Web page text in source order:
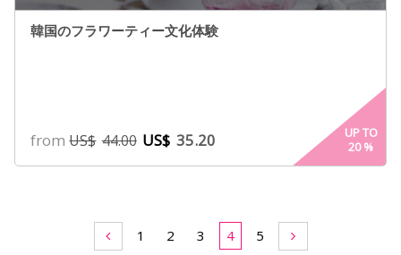
韓国のフラワーティー文化体験
fromUS$ 44.00 US$ 35.20
UP TO
20%
1 2 3 4 5